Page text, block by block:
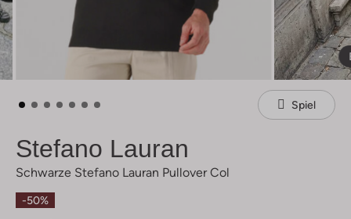
Spiel
Stefano Lauran
Schwarze Stefano Lauran Pullover Col
-50%